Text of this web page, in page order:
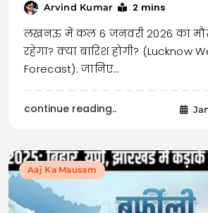
Arvind Kumar 2 mins
लखनऊ में कल 6 जनवरी 2026 का
रहेगा? क्या बारिश होगी? (Lucknow
Forecast). जानिए…
continue reading..
Aaj Ka Mausam